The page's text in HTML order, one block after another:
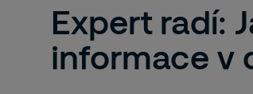
Expert radí:
informace v